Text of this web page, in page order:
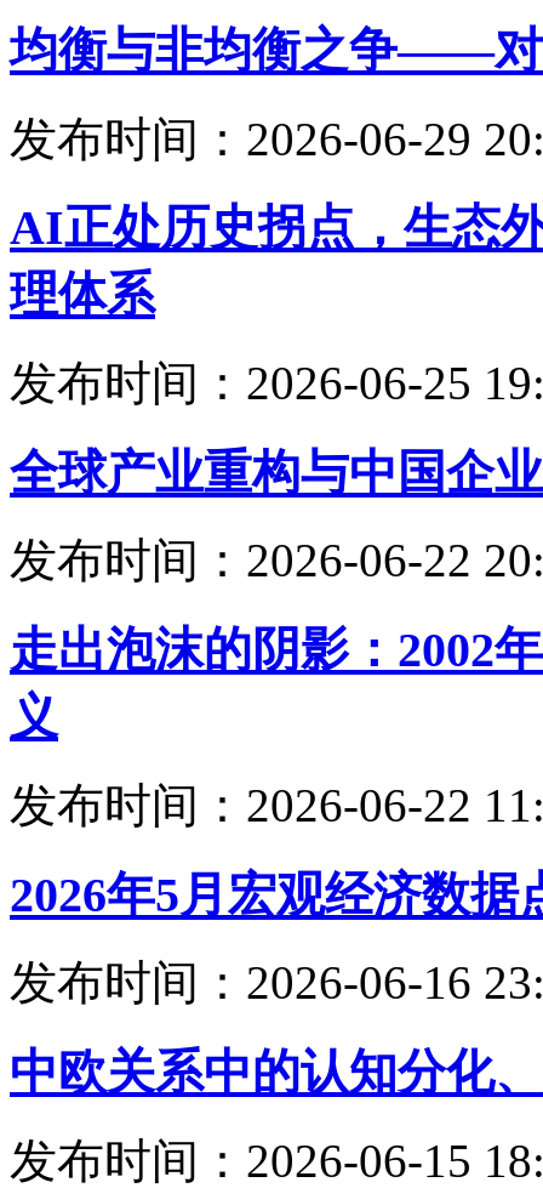
均衡与非均衡之争——
发布时间：2026-06-29
AI正处历史拐点，生态
理体系
发布时间：2026-06-25
全球产业重构与中国企
发布时间：2026-06-22
走出泡沫的阴影：2002
义
发布时间：2026-06-22
2026年5月宏观经济数据
发布时间：2026-06-16
中欧关系中的认知分化
发布时间：2026-06-15